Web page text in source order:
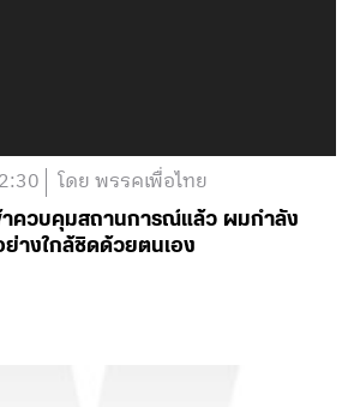
โดย พรรคเพื่อไทย
าควบคุมสถานการณ์แล้ว ผมกำลัง
างใกล้ชิดด้วยตนเอง